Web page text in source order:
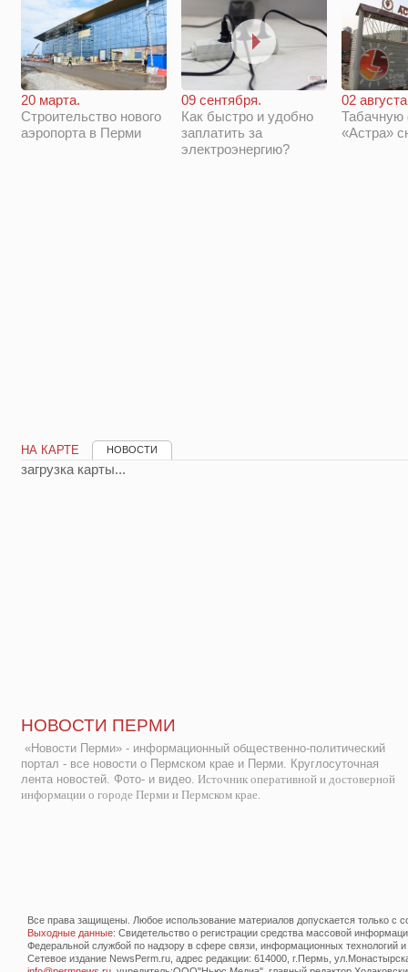
20 марта.
Строительство нового
аэропорта в Перми
09 сентября.
Как быстро и удобно
заплатить за
электроэнергию?
02
Табачную
«Астра»
НА КАРТЕ НОВОСТИ
загрузка карты...
НОВОСТИ ПЕРМИ
«Новости Перми» - информационный общественно-политический
портал - все новости о Пермском крае и Перми. Круглосуточная
лента новостей. Фото- и видео. Источник оперативной и достоверной
информации о городе Перми и Пермском крае.
Все права защищены. Любое использование материалов допускается только с
Выходные данные: Свидетельство о регистрации средства массовой
Федеральной службой по надзору в сфере связи, информационных технологий
Сетевое издание NewsPerm.ru, адрес редакции: 614000, г.Пермь,